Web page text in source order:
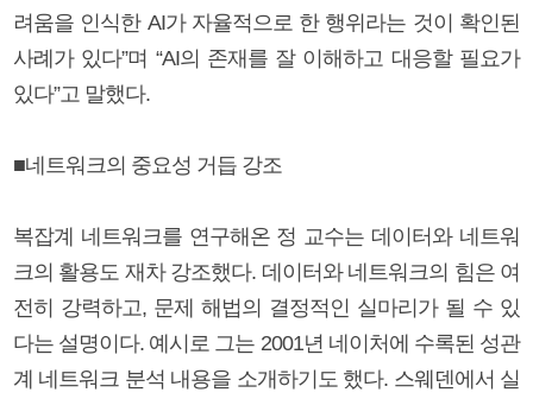
려움을 인식한 AI가 자율적으로 한 행위라는 것이 확인된
사례가 있다”며 “AI의 존재를 잘 이해하고 대응할 필요가
있다”고 말했다.
■네트워크의 중요성 거듭 강조
복잡계 네트워크를 연구해온 정 교수는 데이터와 네트워
크의 활용도 재차 강조했다. 데이터와 네트워크의 힘은 여
전히 강력하고, 문제 해법의 결정적인 실마리가 될 수 있
다는 설명이다. 예시로 그는 2001년 네이처에 수록된 성관
계 네트워크 분석 내용을 소개하기도 했다. 스웨덴에서 실